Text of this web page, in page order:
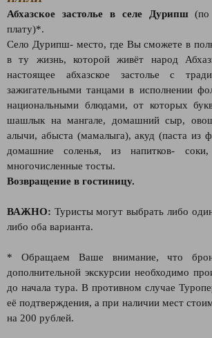
Абхазское застолье в селе Дурипш
плату)*.
Село Дурипш- место, где Вы сможете в
в ту жизнь, которой живёт народ
настоящее абхазское застолье с
зажигательными танцами в исполнении
национальными блюдами, от которых
шашлык на мангале, домашний сыр,
алычи, абыста (мамалыга), акуд (паста из
домашние соленья, из напитков-
многочисленные тосты.
Возвращение в гостиницу.
ВАЖНО: Туристы могут выбрать либо
либо оба варианта.
* Обращаем Ваше внимание, что
дополнительной экскурсии необходимо
до начала тура. В противном случае
её подтверждения, а при наличии мест
на 200 рублей.